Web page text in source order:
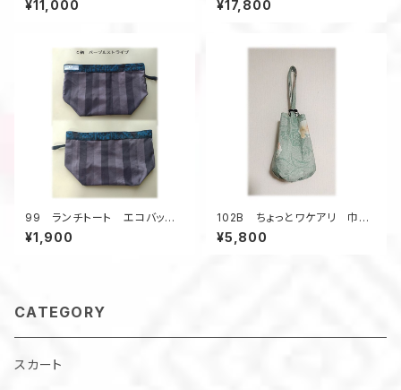
ングパンツ テーパードパンツ
¥11,000
トック浴衣地 ストライプ 夏の
¥17,800
99 ランチトート エコバッグ
村山大島アップサイクル
サブバッグ お散歩バッグ
¥1,900
102B ちょっとワケアリ 巾
着 トート バケツ型 大島紬
リメイク 春色 亀甲柄 ウッ
¥5,800
CATEGORY
スカート